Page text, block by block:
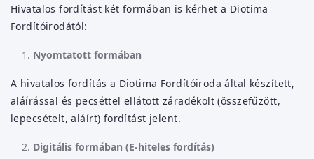
Hivatalos fordítást két formában is kérhet a Diotima
Fordítóirodától:
Nyomtatott formában
A hivatalos fordítás a Diotima Fordítóiroda által készített,
aláírással és pecséttel ellátott záradékolt (összefűzött,
lepecsételt, aláírt) fordítást jelent.
Digitális formában (E-hiteles fordítás)